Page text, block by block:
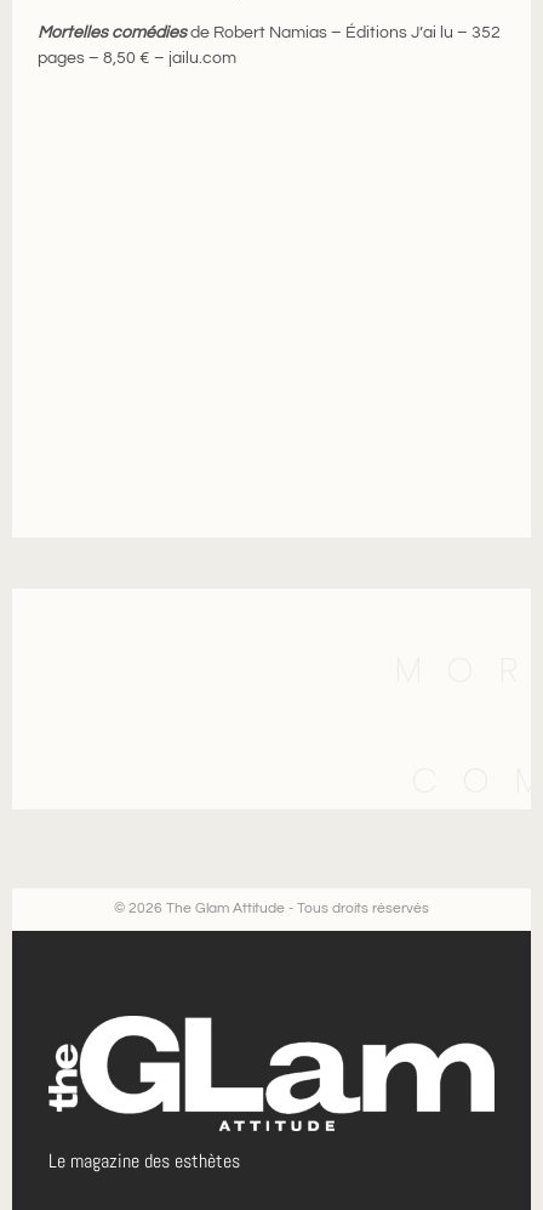
Mortelles comédiesde Robert Namias – Éditions J’ai lu – 352
pages – 8,50 € – jailu.com
© 2026 The Glam Attitude - Tous droits réservés
Le magazine des esthètes